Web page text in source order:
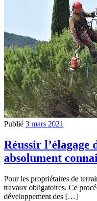
Publié 3 mars 2021
Réussir l’élagage
absolument
Pour les propriétaires de
travaux obligatoires. Ce
développement des […]